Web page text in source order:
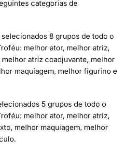
categorias de
selecionados 8 grupos de todo o
melhor ator, melhor atriz,
atriz coadjuvante, melhor
maquiagem, melhor figurino e
5 grupos de todo o
melhor ator, melhor atriz,
melhor maquiagem, melhor